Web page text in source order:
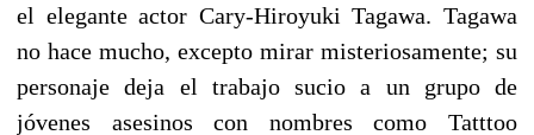
el elegante actor Cary-Hiroyuki Tagawa. Tagawa
no hace mucho, excepto mirar misteriosamente; su
personaje deja el trabajo sucio a un grupo de
jóvenes asesinos con nombres como Tatttoo